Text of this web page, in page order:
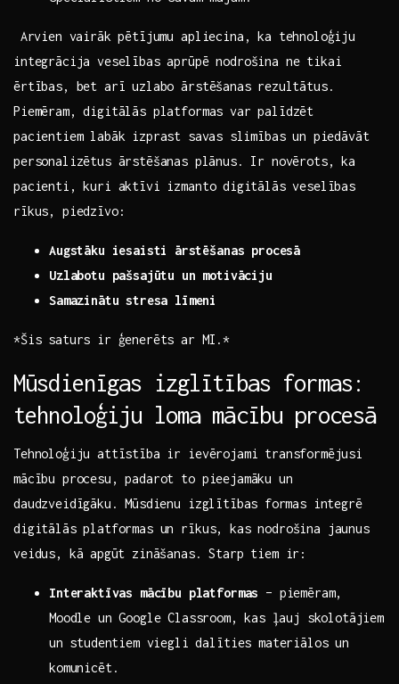
⁣ Arvien vairāk pētījumu apliecina, ka tehnoloģiju
integrācija veselības aprūpē nodrošina ne tikai
ērtības, bet arī uzlabo ārstēšanas ⁤rezultātus. ​
Piemēram, digitālās platformas var palīdzēt
pacientiem‌ labāk izprast⁤ savas ⁣slimības un piedāvāt
personalizētus ārstēšanas⁢ plānus. Ir ‍novērots, ka
pacienti, kuri aktīvi izmanto ⁤digitālās veselības
rīkus, piedzīvo:
Augstāku iesaisti⁢ ārstēšanas procesā
Uzlabotu pašsajūtu⁢ un motivāciju
Samazinātu stresa ​līmeni
*Šis ​saturs ir ģenerēts ar MI.*
Mūsdienīgas izglītības formas:
tehnoloģiju loma mācību procesā
Tehnoloģiju attīstība ‍ir ievērojami transformējusi
mācību procesu, padarot to pieejamāku un
daudzveidīgāku. ⁢Mūsdienu izglītības⁢ formas integrē
‍digitālās platformas un rīkus, kas nodrošina jaunus
veidus, kā ⁣apgūt zināšanas. Starp tiem ir:
Interaktīvas mācību ‌platformas – piemēram,
Moodle un Google Classroom,⁤ kas ⁢ļauj skolotājiem
un ⁢studentiem viegli dalīties materiālos un
komunicēt.